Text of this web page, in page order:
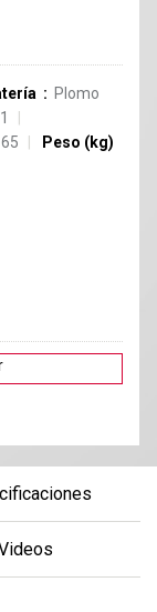
Plomo
1
Peso (kg)